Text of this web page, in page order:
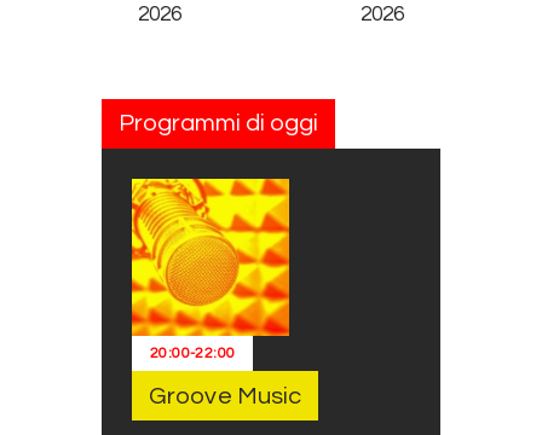
2026
2026
Programmi di oggi
20:00-22:00
Groove Music